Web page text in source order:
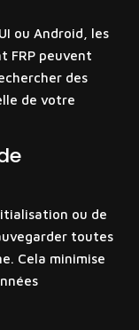
ou Android, les
FRP peuvent
des
de votre
ou de
toutes
Cela minimise